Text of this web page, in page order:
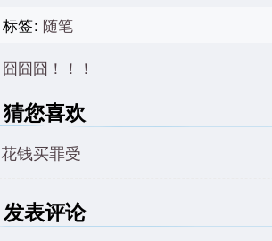
标签: 随笔
囧囧囧！！！
猜您喜欢
花钱买罪受
发表评论